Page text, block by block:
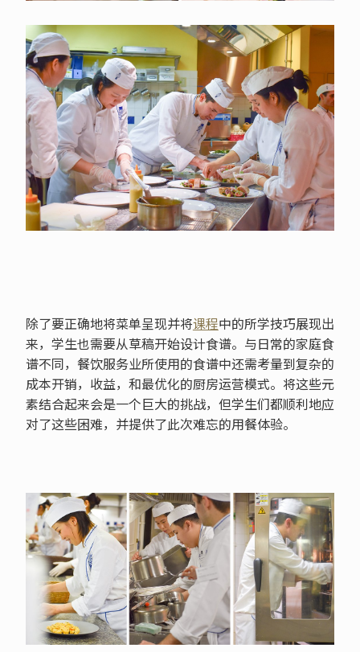
除了要正确地将菜单呈现并将课程中的所学技巧展现出
来，学生也需要从草稿开始设计食谱。与日常的家庭食
谱不同，餐饮服务业所使用的食谱中还需考量到复杂的
成本开销，收益，和最优化的厨房运营模式。将这些元
素结合起来会是一个巨大的挑战，但学生们都顺利地应
对了这些困难，并提供了此次难忘的用餐体验。